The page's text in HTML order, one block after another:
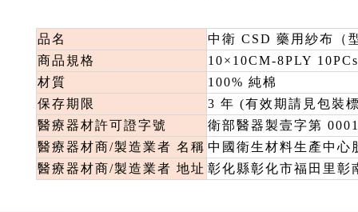
品名
中衛 CSD 藥用紗布（
商品規格
10×10CM-8PLY 10PCs
材質
100% 純棉
保存期限
3 年 (有效期請見包裝
醫療器材許可證字號
衛部醫器製壹字第
醫療器材商/製造業者 名稱 中國衛生材料生產中心
醫療器材商/製造業者 地址 彰化縣彰化市福田里